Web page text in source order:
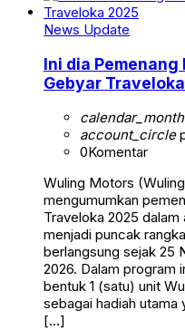
News Update
Ini dia
Gebyar
calendar_month
account_circle
0Komentar
Wuling Motors
mengumumkan
Traveloka 2025
menjadi puncak
berlangsung sejak 25
2026. Dalam program
bentuk 1 (satu) unit
sebagai hadiah utama
[…]